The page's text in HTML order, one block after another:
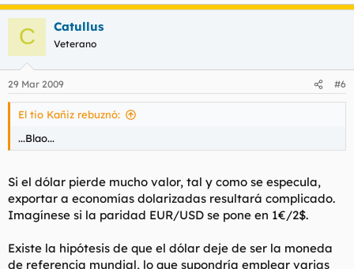
C Catullus
Veterano
29 Mar 2009 #6
El tio Kañiz rebuznó:
...Blao...
Si el dólar pierde mucho valor, tal y como se especula,
exportar a economías dolarizadas resultará complicado.
Imagínese si la paridad EUR/USD se pone en 1€/2$.
Existe la hipótesis de que el dólar deje de ser la moneda
de referencia mundial, lo que supondría emplear varias